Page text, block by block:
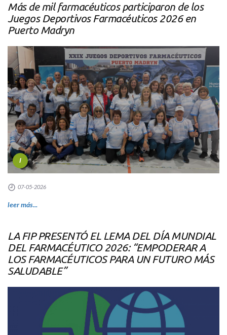
Más de mil farmacéuticos participaron de los
Juegos Deportivos Farmacéuticos 2026 en
Puerto Madryn
I
07-05-2026
leer más...
LA FIP PRESENTÓ EL LEMA DEL DÍA MUNDIAL
DEL FARMACÉUTICO 2026: “EMPODERAR A
LOS FARMACÉUTICOS PARA UN FUTURO MÁS
SALUDABLE”